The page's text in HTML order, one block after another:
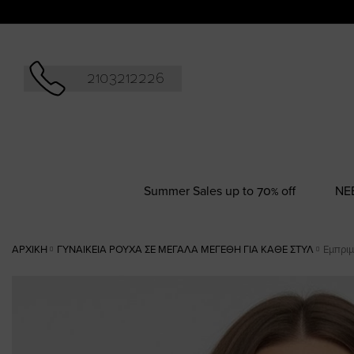
2103212226
Summer Sales up to 70% off
ΑΡΧΙΚΉ ΓΥΝΑΙΚΕΊΑ ΡΟΎΧΑ ΣΕ ΜΕΓΆΛΑ ΜΕΓΈΘΗ ΓΙΑ ΚΆΘΕ ΣΤΥΛ